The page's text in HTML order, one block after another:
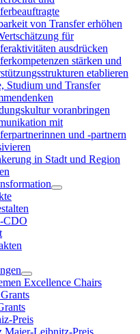
von Transfer erhöhen
für
ausdrücken
stärken und
etablieren
Studium und Transfer
voranbringen
mit
und -partnern
in Stadt und Region
CDO
Excellence Chairs
Preis
Maier-Leibnitz-Preis